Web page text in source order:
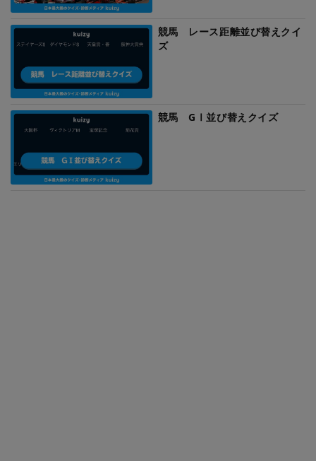
競馬 レース距離並び替えクイ
ズ
競馬 GⅠ並び替えクイズ